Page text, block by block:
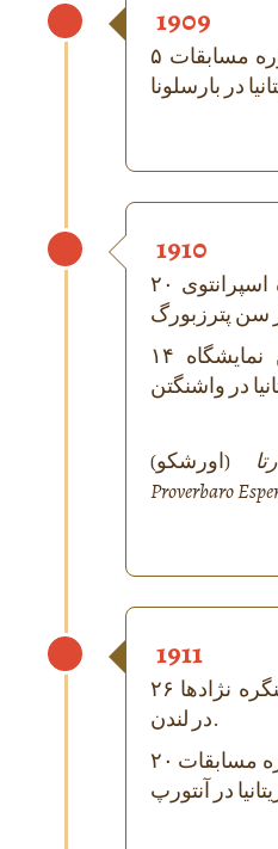
1909
۵ تا ۱۱ سپتامبر: پنجمین دوره مسابقات
1910
۲۰ تا ۲۵ آوریل: اولین کنگره اسپرانتوی
۱۴ تا ۲۰ آگوست: ششمین نمایشگاه
Proverbaro
1911
۲۶ تا ۲۹ ژوئیه: شرکت در کنگره نژادها
در لندن.
۲۰ تا ۲۷ آگوست: هفتمین دوره مسابقات